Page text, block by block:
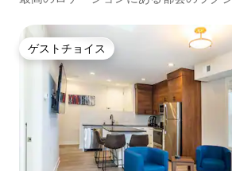
ゲストチョイス
ゲストチョイス